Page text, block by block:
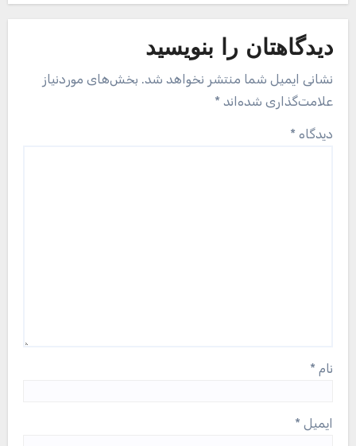
دیدگاهتان را بنویسید
نشانی ایمیل شما منتشر نخواهد شد. بخش‌های موردنیاز
علامت‌گذاری شده‌اند *
دیدگاه *
نام *
ایمیل *